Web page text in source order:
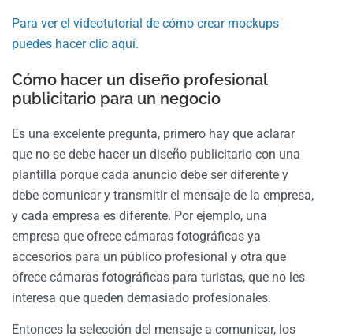
Para ver el videotutorial de cómo crear mockups
puedes hacer clic aquí.
Cómo hacer un diseño profesional
publicitario para un negocio
Es una excelente pregunta, primero hay que aclarar
que no se debe hacer un diseño publicitario con una
plantilla porque cada anuncio debe ser diferente y
debe comunicar y transmitir el mensaje de la empresa,
y cada empresa es diferente. Por ejemplo, una
empresa que ofrece cámaras fotográficas ya
accesorios para un público profesional y otra que
ofrece cámaras fotográficas para turistas, que no les
interesa que queden demasiado profesionales.
Entonces la selección del mensaje a comunicar, los